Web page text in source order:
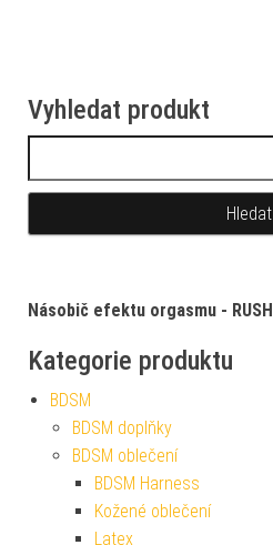
Vyhledat produkt
Násobič efektu orgasmu - RUSH
Kategorie produktu
BDSM
BDSM doplňky
BDSM oblečení
BDSM Harness
Kožené oblečení
Latex